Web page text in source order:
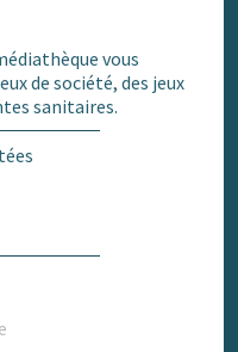
vous
de société, des jeux
sanitaires.